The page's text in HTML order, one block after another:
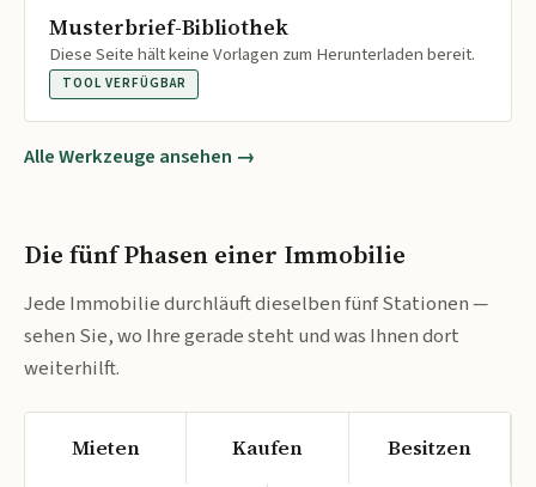
Musterbrief-Bibliothek
Diese Seite hält keine Vorlagen zum Herunterladen bereit.
TOOL VERFÜGBAR
Alle Werkzeuge ansehen →
Die fünf Phasen einer Immobilie
Jede Immobilie durchläuft dieselben fünf Stationen —
sehen Sie, wo Ihre gerade steht und was Ihnen dort
weiterhilft.
Mieten Kaufen Besitzen